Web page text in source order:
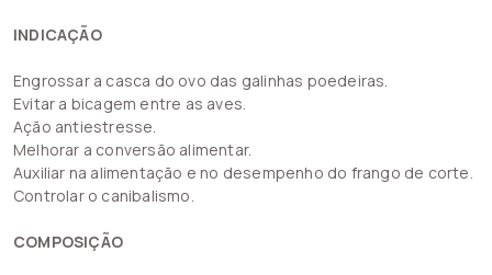
INDICAÇÃO
Engrossar a casca do ovo das galinhas poedeiras.
Evitar a bicagem entre as aves.
Ação antiestresse.
Melhorar a conversão alimentar.
Auxiliar na alimentação e no desempenho do frango de corte.
Controlar o canibalismo.
COMPOSIÇÃO